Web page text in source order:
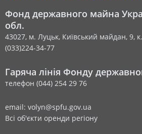
Фонд державного майна
обл.
43027, м. Луцьк, Київський майдан, 9,
(033)224-34-77
Гаряча лінія Фонду
телефон (044) 254 29 76
email: volyn@spfu.gov.ua
Всі об'єкти оренди регіону